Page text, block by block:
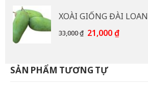
15,000 ₫.là:
12,000 ₫.
XOÀI GIỐNG ĐÀI LOAN
33,000₫ Giá
33,000 ₫.
21,000₫Giá
SẢN PHẨM TƯƠNG TỰ